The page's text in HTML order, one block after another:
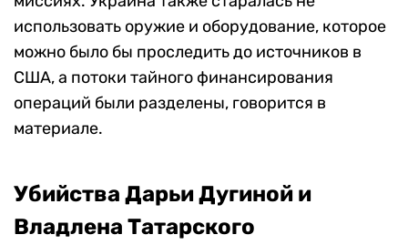
использовать оружие и оборудование, которое
можно было бы проследить до источников в
США, а потоки тайного финансирования
операций были разделены, говорится в
материале.
Убийства Дарьи Дугиной и
Владлена Татарского